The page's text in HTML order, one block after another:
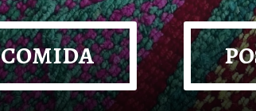
COMIDA